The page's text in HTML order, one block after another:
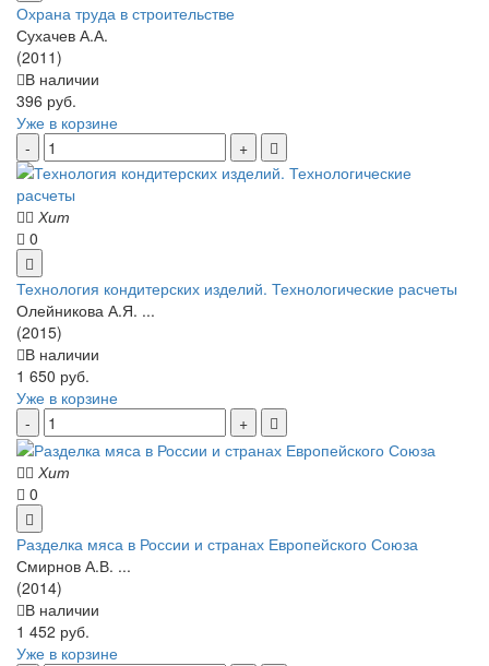
Охрана труда в строительстве
Сухачев А.А.
(2011)
В наличии
396 руб.
Уже в корзине
Хит
0
Технология кондитерских изделий. Технологические расчеты
Олейникова А.Я. ...
(2015)
В наличии
1 650 руб.
Уже в корзине
Хит
0
Разделка мяса в России и странах Европейского Союза
Смирнов А.В. ...
(2014)
В наличии
1 452 руб.
Уже в корзине